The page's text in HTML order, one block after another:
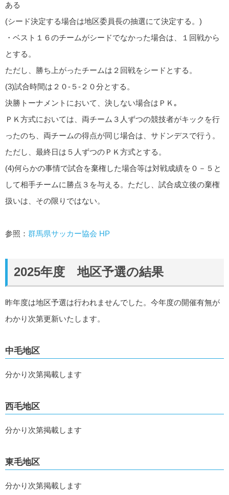
ある
(シード決定する場合は地区委員長の抽選にて決定する。)
・ベスト１６のチームがシードでなかった場合は、１回戦から
とする。
ただし、勝ち上がったチームは２回戦をシードとする。
(3)試合時間は２０-５-２０分とする。
決勝トーナメントにおいて、決しない場合はＰＫ｡
ＰＫ方式においては、両チーム３人ずつの競技者がキックを行
ったのち、両チームの得点が同じ場合は、サドンデスで行う。
ただし、最終日は５人ずつのＰＫ方式とする。
(4)何らかの事情で試合を棄権した場合等は対戦成績を０－５と
して相手チームに勝点３を与える。ただし、試合成立後の棄権
扱いは、その限りではない。
参照： 群馬県サッカー協会 HP
2025年度 地区予選の結果
昨年度は地区予選は行われませんでした。今年度の開催有無が
わかり次第更新いたします。
中毛地区
分かり次第掲載します
西毛地区
分かり次第掲載します
東毛地区
分かり次第掲載します